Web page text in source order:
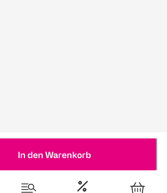
In den Warenkorb